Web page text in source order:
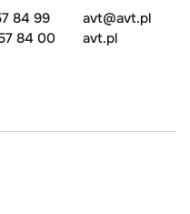
84 99
84 00
avt@avt.pl
avt.pl